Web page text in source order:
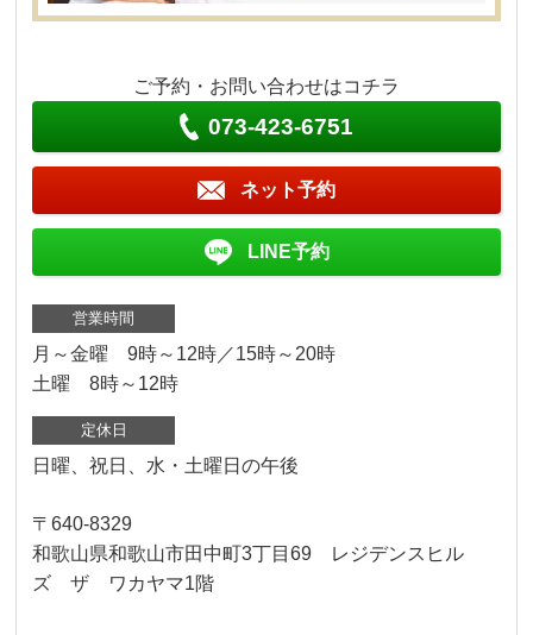
ご予約・お問い合わせはコチラ
073-423-6751
ネット予約
LINE予約
営業時間
月～金曜 9時～12時／15時～20時
土曜 8時～12時
定休日
日曜、祝日、水・土曜日の午後
〒640-8329
和歌山県和歌山市田中町3丁目69 レジデンスヒル
ズ ザ ワカヤマ1階